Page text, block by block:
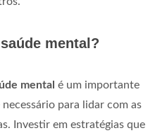
mental?
mental é um importante
para lidar com as
Investir em estratégias que